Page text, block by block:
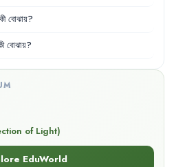
কী বোঝায়?
বোঝায়?
of Light)
EduWorld